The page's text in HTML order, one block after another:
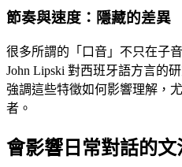
節奏與速度：隱藏的差異
很多所謂的「口音」不只在子
John Lipski 對西班牙語方言的
強調這些特徵如何影響理解，
者。
會影響日常對話的文